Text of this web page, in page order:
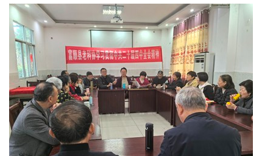
育
关
工
委
讯